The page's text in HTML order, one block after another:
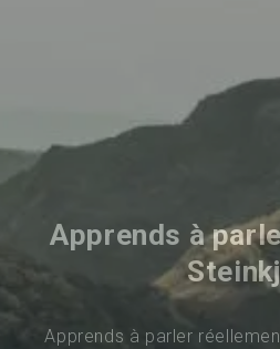
Apprends à
Apprends à parler